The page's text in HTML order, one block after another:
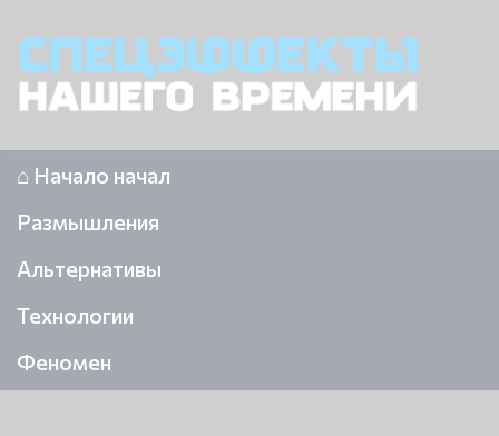
⌂ Начало начал
Размышления
Альтернативы
Технологии
Феномен